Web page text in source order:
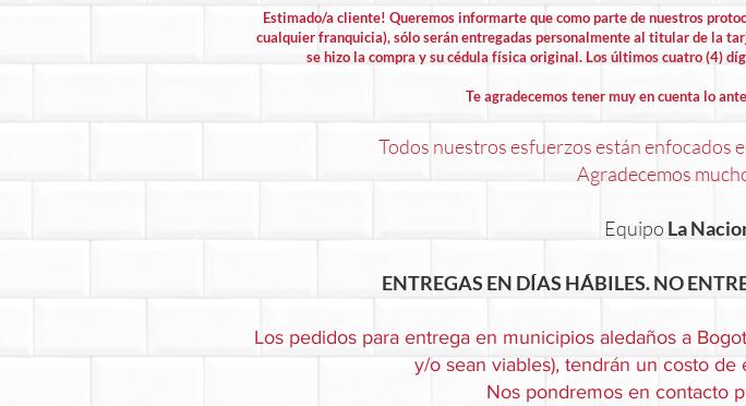
Estimado/a cliente! Queremos informarte que como parte de nuestros
cualquier franquicia), sólo serán entregadas personalmente al titular de la
se hizo la compra y su cédula física original. Los últimos cuatro (4)
Te agradecemos tener muy en cuenta lo
Todos nuestros esfuerzos están enfocados
Agradecemos
Equipo La
ENTREGAS EN DÍAS HÁBILES. NO
Los pedidos para entrega en municipios aledaños a
y/o sean viables), tendrán un costo
Nos pondremos en contacto